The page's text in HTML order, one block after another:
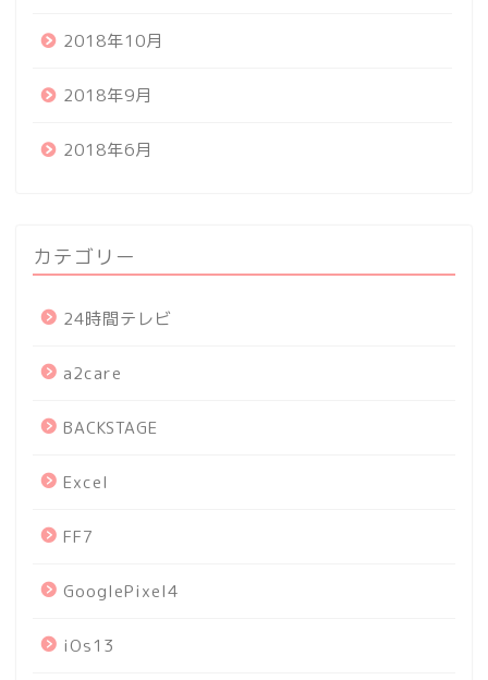
2018年10月
2018年9月
2018年6月
カテゴリー
24時間テレビ
a2care
BACKSTAGE
Excel
FF7
GooglePixel4
iOs13